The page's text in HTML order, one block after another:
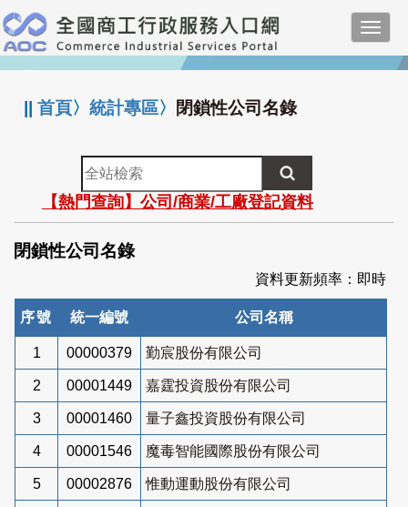
跳
到
主
要
:::
||首頁〉統計專區〉 閉鎖性公司名錄
全
站
檢
索
【熱門查詢】公司/商業/工廠登記資料
閉鎖性公司名錄
資料更新頻率：即時
序號 統一編號 公司名稱
1 00000379 勤宸股份有限公司
2 00001449 嘉霆投資股份有限公司
3 00001460 量子鑫投資股份有限公司
4 00001546 魔毒智能國際股份有限公司
5 00002876 惟動運動股份有限公司